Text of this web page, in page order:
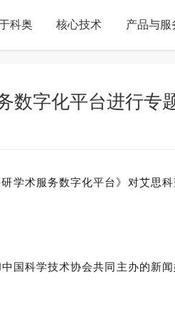
科奥 核心技术 产品与服
数字化平台进行专
术服务数字化平台》对艾思
国科学技术协会共同主办的新